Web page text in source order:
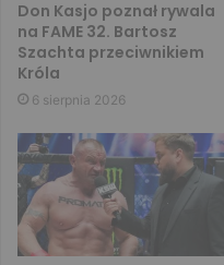
Don Kasjo poznał rywala
na FAME 32. Bartosz
Szachta przeciwnikiem
Króla
6 sierpnia 2026